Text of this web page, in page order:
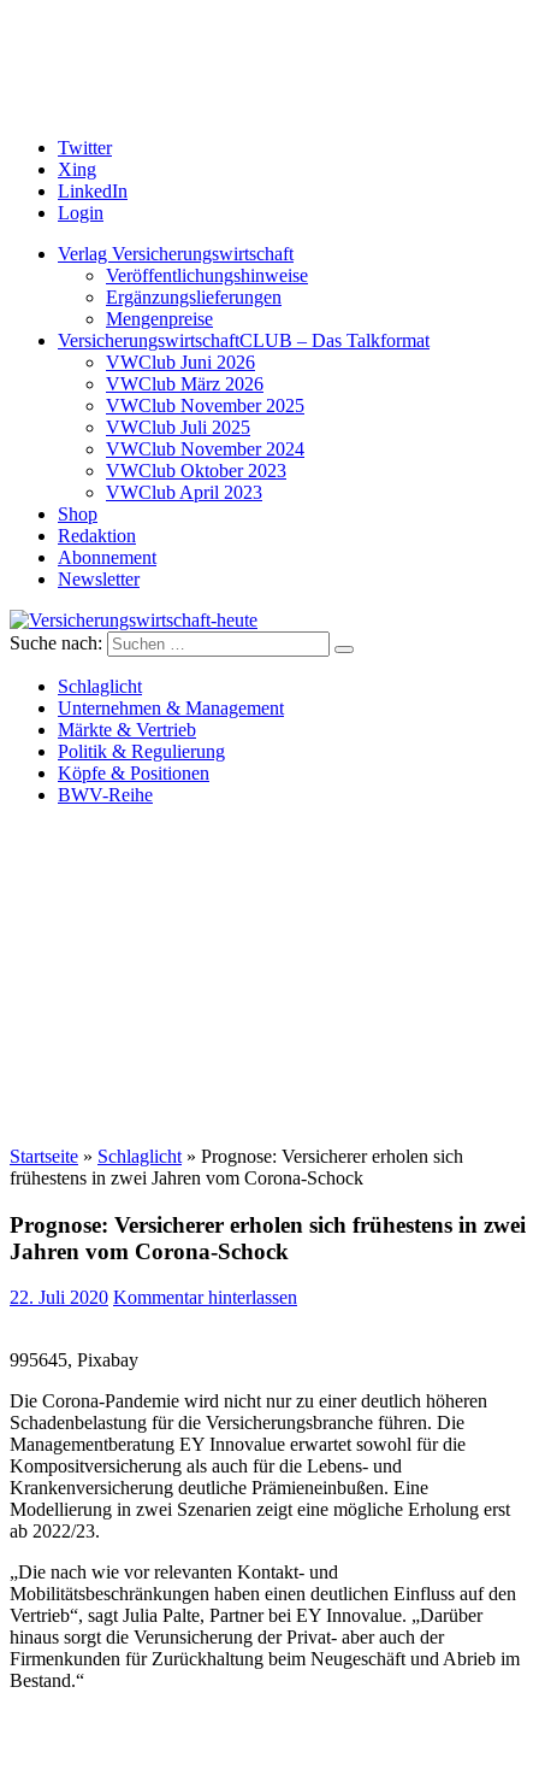
Twitter
Xing
LinkedIn
Login
Verlag Versicherungswirtschaft
Veröffentlichungshinweise
Ergänzungslieferungen
Mengenpreise
VersicherungswirtschaftCLUB – Das Talkformat
VWClub Juni 2026
VWClub März 2026
VWClub November 2025
VWClub Juli 2025
VWClub November 2024
VWClub Oktober 2023
VWClub April 2023
Shop
Redaktion
Abonnement
Newsletter
Versicherungswirtschaft-heute
Suche nach:
Schlaglicht
Unternehmen & Management
Märkte & Vertrieb
Politik & Regulierung
Köpfe & Positionen
BWV-Reihe
Startseite » Schlaglicht » Prognose: Versicherer erholen sich
frühestens in zwei Jahren vom Corona-Schock
Prognose: Versicherer erholen sich frühestens in zwei
Jahren vom Corona-Schock
22. Juli 2020 Kommentar hinterlassen
995645, Pixabay
Die Corona-Pandemie wird nicht nur zu einer deutlich höheren
Schadenbelastung für die Versicherungsbranche führen. Die
Managementberatung EY Innovalue erwartet sowohl für die
Kompositversicherung als auch für die Lebens- und
Krankenversicherung deutliche Prämieneinbußen. Eine
Modellierung in zwei Szenarien zeigt eine mögliche Erholung erst
ab 2022/23.
„Die nach wie vor relevanten Kontakt- und
Mobilitätsbeschränkungen haben einen deutlichen Einfluss auf den
Vertrieb“, sagt Julia Palte, Partner bei EY Innovalue. „Darüber
hinaus sorgt die Verunsicherung der Privat- aber auch der
Firmenkunden für Zurückhaltung beim Neugeschäft und Abrieb im
Bestand.“